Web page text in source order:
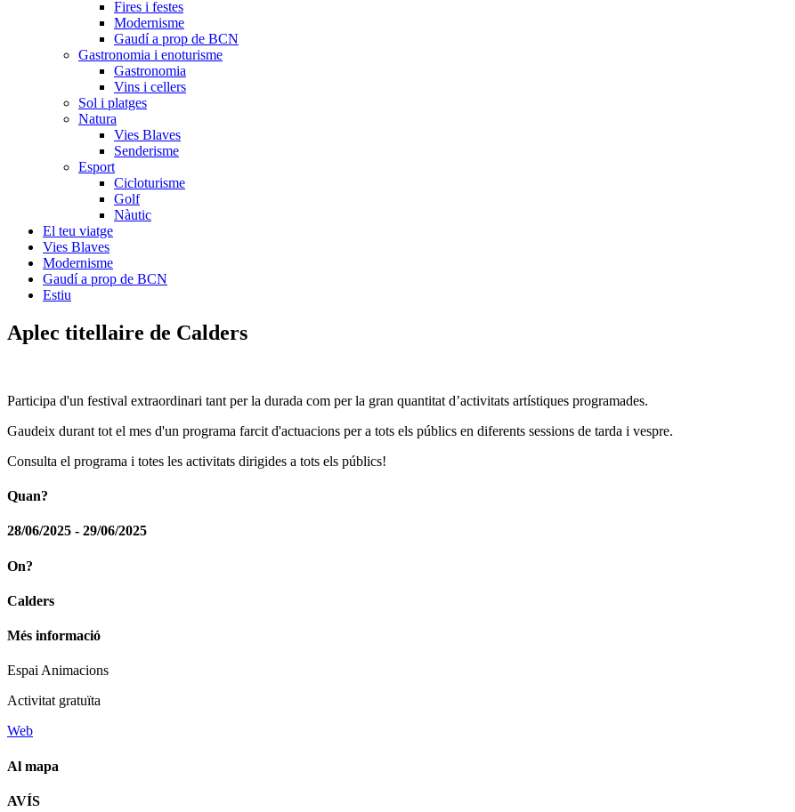
Fires i festes
Modernisme
Gaudí a prop de BCN
Gastronomia i enoturisme
Gastronomia
Vins i cellers
Sol i platges
Natura
Vies Blaves
Senderisme
Esport
Cicloturisme
Golf
Nàutic
El teu viatge
Vies Blaves
Modernisme
Gaudí a prop de BCN
Estiu
Aplec titellaire de Calders
Participa d'un festival extraordinari tant per la durada com per la gran quantitat d’activitats artístiques programades.
Gaudeix durant tot el mes d'un programa farcit d'actuacions per a tots els públics en diferents sessions de tarda i vespre.
Consulta el programa i totes les activitats dirigides a tots els públics!
Quan?
28/06/2025 - 29/06/2025
On?
Calders
Més informació
Espai Animacions
Activitat gratuïta
Web
Al mapa
AVÍS